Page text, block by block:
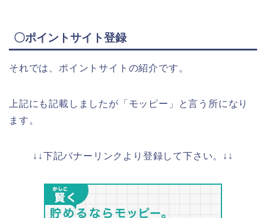
〇ポイントサイト登録
それでは、ポイントサイトの紹介です。
上記にも記載しましたが「モッピー」と言う所になり
ます。
↓↓下記バナーリンクより登録して下さい。↓↓